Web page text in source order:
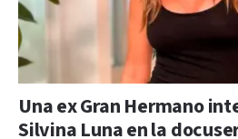
Una ex Gran Hermano
Silvina Luna en la